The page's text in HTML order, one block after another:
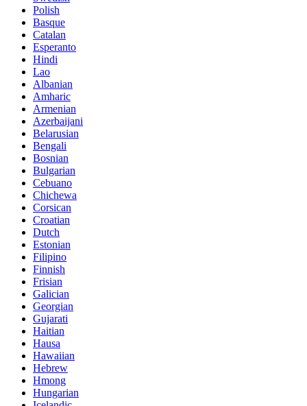
Polish
Basque
Catalan
Esperanto
Hindi
Lao
Albanian
Amharic
Armenian
Azerbaijani
Belarusian
Bengali
Bosnian
Bulgarian
Cebuano
Chichewa
Corsican
Croatian
Dutch
Estonian
Filipino
Finnish
Frisian
Galician
Georgian
Gujarati
Haitian
Hausa
Hawaiian
Hebrew
Hmong
Hungarian